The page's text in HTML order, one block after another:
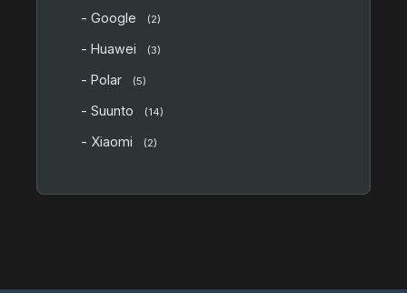
- Google (2)
- Huawei (3)
- Polar (5)
- Suunto (14)
- Xiaomi (2)